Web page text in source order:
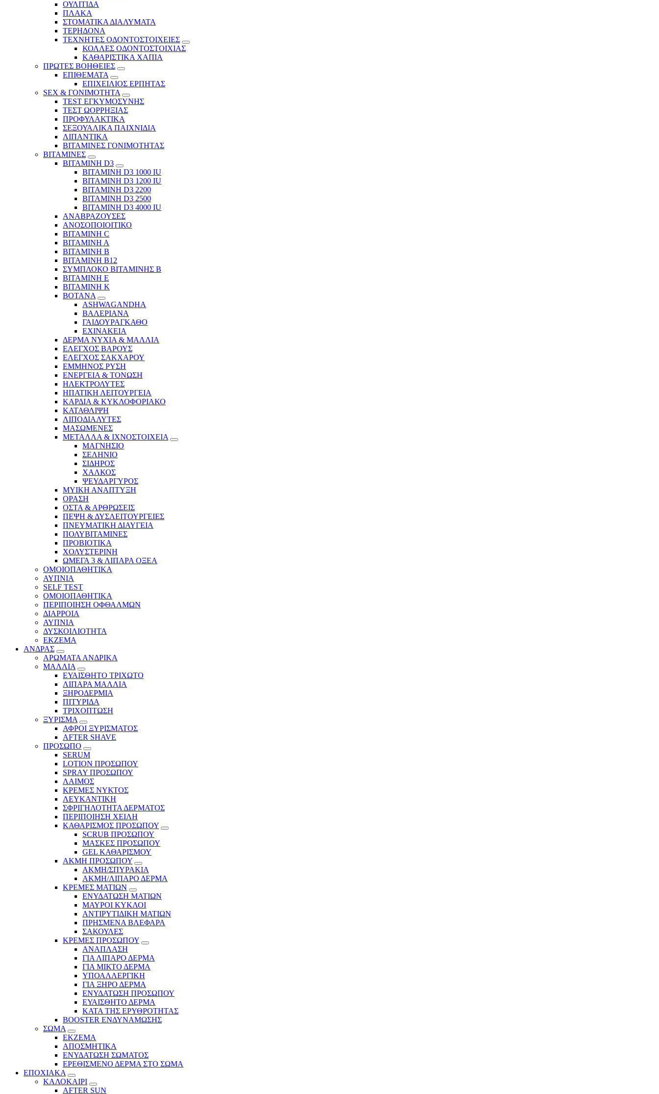
ΟΥΛΙΤΙΔΑ
ΠΛΑΚΑ
ΣΤΟΜΑΤΙΚΑ ΔΙΑΛΥΜΑΤΑ
ΤΕΡΗΔΟΝΑ
ΤΕΧΝΗΤΕΣ ΟΔΟΝΤΟΣΤΟΙΧΕΙΕΣ
ΚΟΛΛΕΣ ΟΔΟΝΤΟΣΤΟΙΧΙΑΣ
ΚΑΘΑΡΙΣΤΙΚΑ ΧΑΠΙΑ
ΠΡΩΤΕΣ ΒΟΗΘΕΙΕΣ
ΕΠΙΘΕΜΑΤΑ
ΕΠΙΧΕΙΛΙΟΣ ΕΡΠΗΤΑΣ
SEX & ΓΟΝΙΜΟΤΗΤΑ
TEST ΕΓΚΥΜΟΣΥΝΗΣ
ΤΕΣΤ ΩΟΡΡΗΞΙΑΣ
ΠΡΟΦΥΛΑΚΤΙΚΑ
ΣΕΞΟΥΑΛΙΚΑ ΠΑΙΧΝΙΔΙΑ
ΛΙΠΑΝΤΙΚΑ
ΒΙΤΑΜΙΝΕΣ ΓΟΝΙΜΟΤΗΤΑΣ
ΒΙΤΑΜΙΝΕΣ
ΒΙΤΑΜΙΝΗ D3
ΒΙΤΑΜΙΝΗ D3 1000 IU
ΒΙΤΑΜΙΝΗ D3 1200 IU
ΒΙΤΑΜΙΝΗ D3 2200
ΒΙΤΑΜΙΝΗ D3 2500
BITAMINH D3 4000 IU
ΑΝΑΒΡΑΖΟΥΣΕΣ
ΑΝΟΣΟΠΟΙΟΙΤΙΚΟ
ΒΙΤΑΜΙΝΗ C
ΒΙΤΑΜΙΝΗ Α
ΒΙΤΑΜΙΝΗ Β
ΒΙΤΑΜΙΝΗ Β12
ΣΥΜΠΛΟΚΟ ΒΙΤΑΜΙΝΗΣ Β
ΒΙΤΑΜΙΝΗ Ε
ΒΙΤΑΜΙΝΗ Κ
ΒΟΤΑΝΑ
ASHWAGANDHA
ΒΑΛΕΡΙΑΝΑ
ΓΑΙΔΟΥΡΑΓΚΑΘΟ
ΕΧΙΝΑΚΕΙΑ
ΔΕΡΜΑ ΝΥΧΙΑ & ΜΑΛΛΙΑ
ΕΛΕΓΧΟΣ ΒΑΡΟΥΣ
ΕΛΕΓΧΟΣ ΣΑΚΧΑΡΟΥ
ΕΜΜΗΝΟΣ ΡΥΣΗ
ΕΝΕΡΓΕΙΑ & ΤΟΝΩΣΗ
ΗΛΕΚΤΡΟΛΥΤΕΣ
ΗΠΑΤΙΚΗ ΛΕΙΤΟΥΡΓΕΙΑ
ΚΑΡΔΙΑ & ΚΥΚΛΟΦΟΡΙΑΚΟ
ΚΑΤΑΘΛΙΨΗ
ΛΙΠΟΔΙΑΛΥΤΕΣ
ΜΑΣΩΜΕΝΕΣ
ΜΕΤΑΛΛΑ & ΙΧΝΟΣΤΟΙΧΕΙΑ
ΜΑΓΝΗΣΙΟ
ΣΕΛΗΝΙΟ
ΣΙΔΗΡΟΣ
ΧΑΛΚΟΣ
ΨΕΥΔΑΡΓΥΡΟΣ
ΜΥΙΚΗ ΑΝΑΠΤΥΞΗ
ΟΡΑΣΗ
ΟΣΤΑ & ΑΡΘΡΩΣΕΙΣ
ΠΕΨΗ & ΔΥΣΛΕΙΤΟΥΡΓΕΙΕΣ
ΠΝΕΥΜΑΤΙΚΗ ΔΙΑΥΓΕΙΑ
ΠΟΛΥΒΙΤΑΜΙΝΕΣ
ΠΡΟΒΙΟΤΙΚΑ
ΧΟΛΥΣΤΕΡΙΝΗ
ΩΜΕΓΑ 3 & ΛΙΠΑΡΑ ΟΞΕΑ
ΟΜΟΙΟΠΑΘΗΤΙΚΑ
ΑΥΠΝΙΑ
SELF TEST
ΟΜΟΙΟΠΑΘΗΤΙΚΑ
ΠΕΡΙΠΟΙΗΣΗ ΟΦΘΑΛΜΩΝ
ΔΙΑΡΡΟΙΑ
ΑΥΠΝΙΑ
ΔΥΣΚΟΙΛΙΟΤΗΤΑ
ΕΚΖΕΜΑ
ΑΝΔΡΑΣ
ΑΡΩΜΑΤΑ ΑΝΔΡΙΚΑ
ΜΑΛΛΙΑ
ΕΥΑΙΣΘΗΤΟ ΤΡΙΧΩΤΟ
ΛΙΠΑΡΑ ΜΑΛΛΙΑ
ΞΗΡΟΔΕΡΜΙΑ
ΠΙΤΥΡΙΔΑ
ΤΡΙΧΟΠΤΩΣΗ
ΞΥΡΙΣΜΑ
ΑΦΡΟΙ ΞΥΡΙΣΜΑΤΟΣ
AFTER SHAVE
ΠΡΟΣΩΠΟ
SERUM
LOTION ΠΡΟΣΩΠΟΥ
SPRAY ΠΡΟΣΩΠΟΥ
ΛΑΙΜΟΣ
ΚΡΕΜΕΣ ΝΥΚΤΟΣ
ΛΕΥΚΑΝΤΙΚΗ
ΣΦΡΙΓΗΛΟΤΗΤΑ ΔΕΡΜΑΤΟΣ
ΠΕΡΙΠΟΙΗΣΗ ΧΕΙΛΗ
ΚΑΘΑΡΙΣΜΟΣ ΠΡΟΣΩΠΟΥ
SCRUB ΠΡΟΣΩΠΟΥ
ΜΑΣΚΕΣ ΠΡΟΣΩΠΟΥ
GEL ΚΑΘΑΡΙΣΜΟΥ
ΑΚΜΗ ΠΡΟΣΩΠΟΥ
ΑΚΜΗ/ΣΠΥΡΑΚΙΑ
ΑΚΜΗ/ΛΙΠΑΡΟ ΔΕΡΜΑ
ΚΡΕΜΕΣ ΜΑΤΙΩΝ
ΕΝΥΔΑΤΩΣΗ ΜΑΤΙΩΝ
ΜΑΥΡΟΙ ΚΥΚΛΟΙ
ΑΝΤΙΡΥΤΙΔΙΚΗ ΜΑΤΙΩΝ
ΠΡΗΣΜΕΝΑ ΒΛΕΦΑΡΑ
ΣΑΚΟΥΛΕΣ
ΚΡΕΜΕΣ ΠΡΟΣΩΠΟΥ
ΑΝΑΠΛΑΣΗ
ΓΙΑ ΛΙΠΑΡΟ ΔΕΡΜΑ
ΓΙΑ ΜΙΚΤΟ ΔΕΡΜΑ
ΥΠΟΑΛΛΕΡΓΙΚΗ
ΓΙΑ ΞΗΡΟ ΔΕΡΜΑ
ΕΝΥΔΑΤΩΣΗ ΠΡΟΣΩΠΟΥ
ΕΥΑΙΣΘΗΤΟ ΔΕΡΜΑ
ΚΑΤΑ ΤΗΣ ΕΡΥΘΡΟΤΗΤΑΣ
BOOSTER ΕΝΔΥΝΑΜΩΣΗΣ
ΣΩΜΑ
ΕΚΖΕΜΑ
ΑΠΟΣΜΗΤΙΚΑ
ΕΝΥΔΑΤΩΣΗ ΣΩΜΑΤΟΣ
ΕΡΕΘΙΣΜΕΝΟ ΔΕΡΜΑ ΣΤΟ ΣΩΜΑ
ΕΠΟΧΙΑΚΑ
ΚΑΛΟΚΑΙΡΙ
AFTER SUN